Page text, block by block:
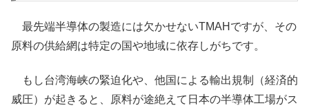
最先端半導体の製造には欠かせないTMAHですが、その
原料の供給網は特定の国や地域に依存しがちです。
もし台湾海峡の緊迫化や、他国による輸出規制（経済的
威圧）が起きると、原料が途絶えて日本の半導体工場がス